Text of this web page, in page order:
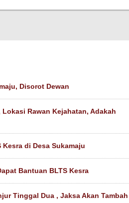
Disorot Dewan
Rawan Kejahatan, Adakah
di Desa Sukamaju
Bantuan BLTS Kesra
Tinggal Dua , Jaksa Akan Tambah